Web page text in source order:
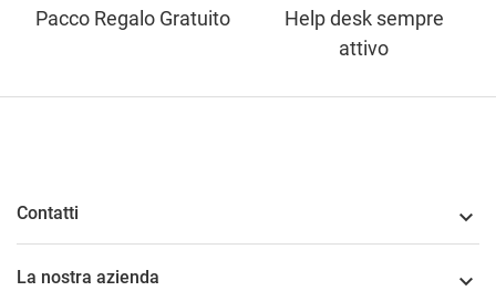
Pacco Regalo Gratuito
Help desk sempre
attivo
Contatti 
La nostra azienda 